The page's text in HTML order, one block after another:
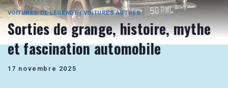
VOITURES DE LÉGENDE|VOITURES AUTRES
Sorties de grange, histoire, mythe
et fascination automobile
17 novembre 2025